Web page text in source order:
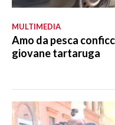
MULTIMEDIA
Amo da pesca
giovane tartaruga